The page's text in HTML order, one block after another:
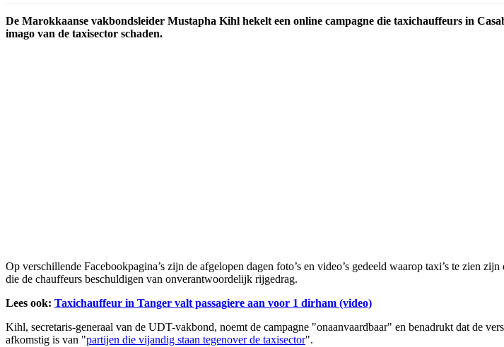
De Marokkaanse vakbondsleider Mustapha Kihl hekelt een online campagne die taxichauffeurs in
imago van de taxisector schaden.
Op verschillende Facebookpagina’s zijn de afgelopen dagen foto’s en video’s gedeeld waarop taxi’s te zien
die de chauffeurs beschuldigen van onverantwoordelijk rijgedrag.
Lees ook: Taxichauffeur in Tanger valt passagiere aan voor 1 dirham (video)
Kihl, secretaris-generaal van de UDT-vakbond, noemt de campagne "onaanvaardbaar" en benadrukt dat de
afkomstig is van "partijen die vijandig staan tegenover de taxisector".